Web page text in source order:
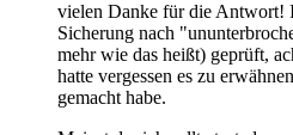
vielen Danke für die Antwort!
Sicherung nach
mehr wie das heißt) geprüft,
hatte vergessen es zu
gemacht habe.